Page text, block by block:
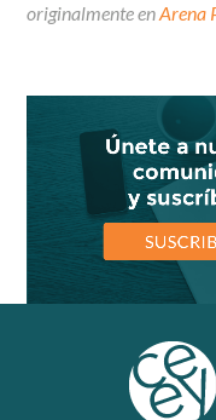
originalmente enArena